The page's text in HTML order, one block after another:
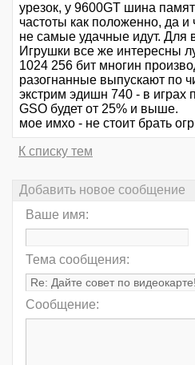
урезок, у 9600GT шина
частоты как положенно, да и
не самые удачные идут. Для
Игрушки все же интересны
1024 256 бит многин
разогнанные выпускают по
экстрим эдишн 740 - в играх
GSO будет от 25% и выше.
мое имхо - не стоит брать
К списку тем
Добавить новое сообщение
Ваше имя:
Тема сообщения:
Сообщение: